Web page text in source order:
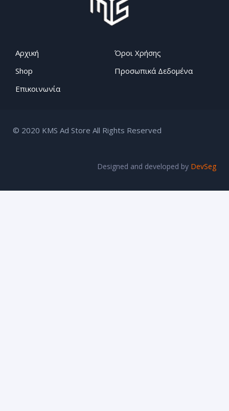
Αρχική
Shop
Επικοινωνία
Όροι Χρήσης
Προσωπικά Δεδομένα
© 2020 KMS Ad Store All Rights Reserved
Designed and developed by DevSeg